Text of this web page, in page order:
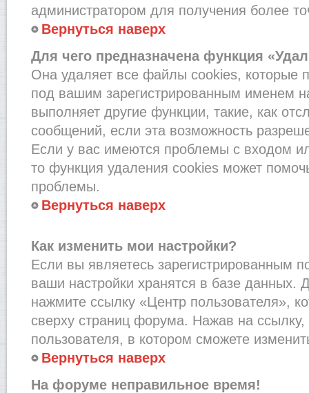
администратором для получения более
Вернуться наверх
Для чего предназначена функция
Она удаляет все файлы cookies, которые
под вашим зарегистрированным именем
выполняет другие функции, такие, как
сообщений, если эта возможность
Если у вас имеются проблемы с входом
то функция удаления cookies может
проблемы.
Вернуться наверх
Как изменить мои настройки?
Если вы являетесь зарегистрированным
ваши настройки хранятся в базе данных.
нажмите ссылку «Центр пользователя»,
сверху страниц форума. Нажав на
пользователя, в котором сможете
Вернуться наверх
На форуме неправильное время!